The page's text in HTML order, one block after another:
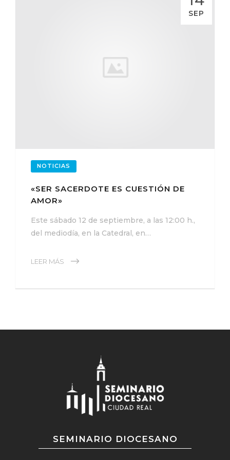
SEP
NOTICIAS
«SER SACERDOTE ES CUESTIÓN DE
AMOR»
Este sábado 12 de septiembre, a las 12:00 h.,
del mediodía, en la Catedral, en…
LEER MÁS
SEMINARIO DIOCESANO